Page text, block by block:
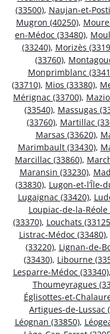
(33500), Naujan-et-
Mugron (40250),
en-Médoc (33480),
(33240), Morizès
(33760),
Monprimblanc
(33710), Mios (33380),
Mérignac (33700),
(33540), Massugas
(33760), Martillac
Marsas (33620),
Marimbault (33430),
Marcillac (33860),
Maransin (33230),
(33830), Lugon-et-l’Île-
Lugaignac (33420),
Loupiac-de-la-Réole
(33370), Louchats
Listrac-Médoc (33480),
(33220), Lignan-de-
(33430), Libourne
Lesparre-Médoc (33340),
Thoumeyragues
Églisottes-et-
Artigues-de-Lussac
Léognan (33850),